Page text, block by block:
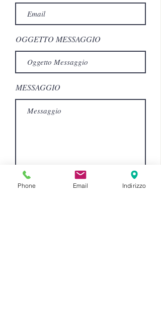
OGGETTO MESSAGGIO
MESSAGGIO
Invia
Phone Email Indirizzo